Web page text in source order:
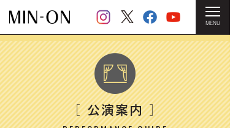
MENU
HOME ＞ 公演案内
［公演案内］